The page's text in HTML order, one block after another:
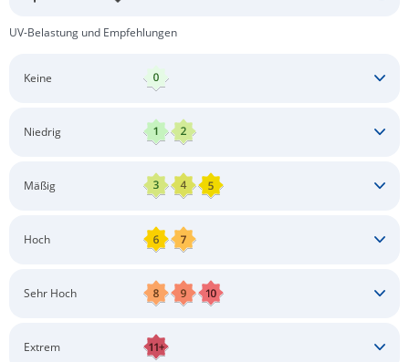
UV-Belastung und Empfehlungen
Keine
Niedrig
Mäßig
Langärmlige Bekleidung
Hoch
Langärmlige Bekleidung
Sonnenbrille
Sehr Hoch
Langärmlige Bekleidung
Extrem